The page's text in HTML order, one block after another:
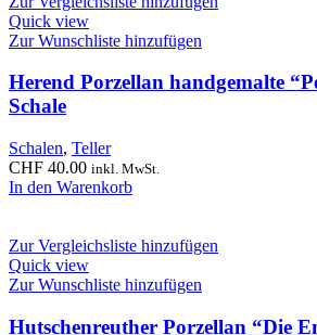
Quick view
Zur Wunschliste hinzufügen
Herend Porzellan handgemalte
Schale
Schalen, Teller
CHF 40.00 inkl. MwSt.
In den Warenkorb
Zur Vergleichsliste hinzufügen
Quick view
Zur Wunschliste hinzufügen
Hutschenreuther Porzellan “Die